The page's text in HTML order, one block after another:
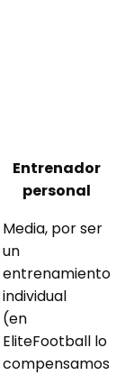
Entrenador
personal
Media, por ser
un
entrenamiento
individual
(en
EliteFootball lo
compensamos